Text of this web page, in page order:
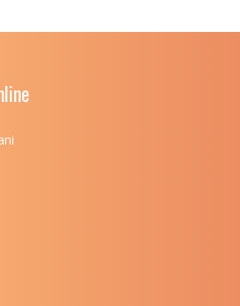
RAJA ALI HAJI